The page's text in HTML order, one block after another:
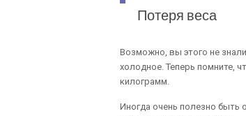
Потеря веса
Возможно, вы этого не
холодное. Теперь помните,
килограмм.
Иногда очень полезно быть